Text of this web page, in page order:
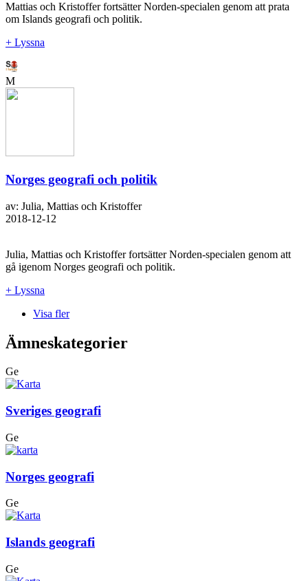
Mattias och Kristoffer fortsätter Norden-specialen genom att prata
om Islands geografi och politik.
+ Lyssna
M
Norges geografi och politik
av: Julia, Mattias och Kristoffer
2018-12-12
Julia, Mattias och Kristoffer fortsätter Norden-specialen genom att
gå igenom Norges geografi och politik.
+ Lyssna
Visa fler
Ämneskategorier
Ge
Sveriges geografi
Ge
Norges geografi
Ge
Islands geografi
Ge